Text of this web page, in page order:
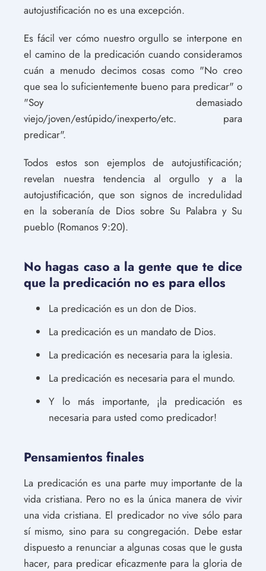
autojustificación no es una excepción.
Es fácil ver cómo nuestro orgullo se interpone en
el camino de la predicación cuando consideramos
cuán a menudo decimos cosas como "No creo
que sea lo suficientemente bueno para predicar" o
"Soy demasiado
viejo/joven/estúpido/inexperto/etc. para
predicar".
Todos estos son ejemplos de autojustificación;
revelan nuestra tendencia al orgullo y a la
autojustificación, que son signos de incredulidad
en la soberanía de Dios sobre Su Palabra y Su
pueblo (Romanos 9:20).
No hagas caso a la gente que te dice
que la predicación no es para ellos
La predicación es un don de Dios.
La predicación es un mandato de Dios.
La predicación es necesaria para la iglesia.
La predicación es necesaria para el mundo.
Y lo más importante, ¡la predicación es
necesaria para usted como predicador!
Pensamientos finales
La predicación es una parte muy importante de la
vida cristiana. Pero no es la única manera de vivir
una vida cristiana. El predicador no vive sólo para
sí mismo, sino para su congregación. Debe estar
dispuesto a renunciar a algunas cosas que le gusta
hacer, para predicar eficazmente para la gloria de